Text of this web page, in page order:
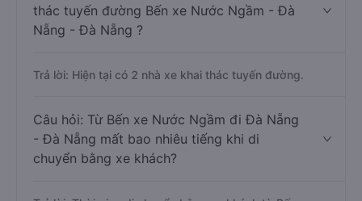
thác tuyến đường Bến xe Nước Ngầm - Đà
Nẵng - Đà Nẵng ?
Trả lời: Hiện tại có 2 nhà xe khai thác tuyến đường.
Câu hỏi: Từ Bến xe Nước Ngầm đi Đà Nẵng
- Đà Nẵng mất bao nhiêu tiếng khi di
chuyển bằng xe khách?